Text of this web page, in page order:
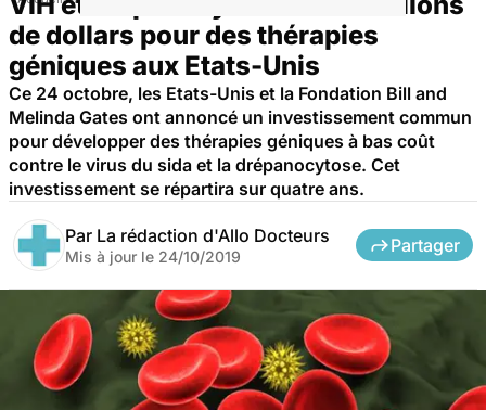
de dollars pour des thérapies
géniques aux Etats-Unis
Ce 24 octobre, les Etats-Unis et la Fondation Bill and
Melinda Gates ont annoncé un investissement commun
pour développer des thérapies géniques à bas coût
contre le virus du sida et la drépanocytose. Cet
investissement se répartira sur quatre ans.
Par La rédaction d'Allo Docteurs
Mis à jour le 24/10/2019
Partager